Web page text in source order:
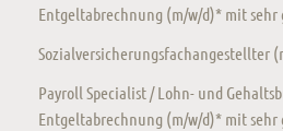
Entgeltabrechnung (m/w/d)* mit sehr
Payroll Specialist / Lohn- und
Entgeltabrechnung (m/w/d)* mit sehr